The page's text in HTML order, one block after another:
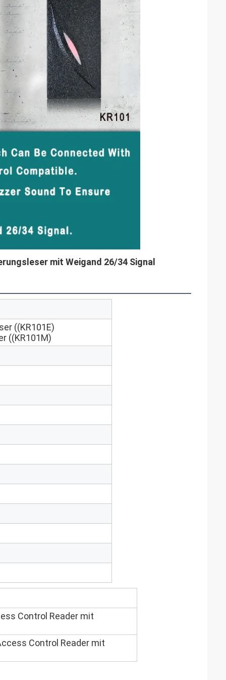
mit Weigand 26/34 Signal
((KR101E)
((KR101M)
Control Reader mit
Control Reader mit